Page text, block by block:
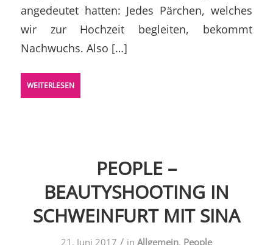
angedeutet hatten: Jedes Pärchen, welches
wir zur Hochzeit begleiten, bekommt
Nachwuchs. Also […]
WEITERLESEN
PEOPLE –
BEAUTYSHOOTING IN
SCHWEINFURT MIT SINA
21. Juni 2017 / in Allgemein, People